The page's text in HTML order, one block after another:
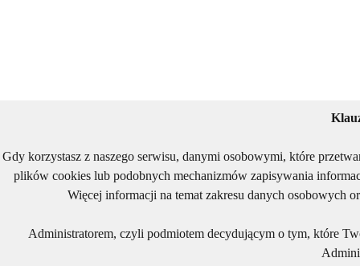
Gdy korzystasz z naszego serwisu, danymi osobowymi, które
plików cookies lub podobnych mechanizmów zapisywania
Więcej informacji na temat zakresu danych osobowych
Administratorem, czyli podmiotem decydującym o tym, które